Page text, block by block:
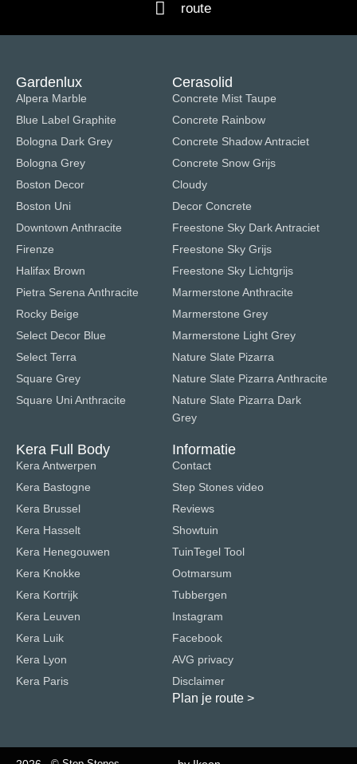
route
Gardenlux
Alpera Marble
Blue Label Graphite
Bologna Dark Grey
Bologna Grey
Boston Decor
Boston Uni
Downtown Anthracite
Firenze
Halifax Brown
Pietra Serena Anthracite
Rocky Beige
Select Decor Blue
Select Terra
Square Grey
Square Uni Anthracite
Cerasolid
Concrete Mist Taupe
Concrete Rainbow
Concrete Shadow Antraciet
Concrete Snow Grijs
Cloudy
Decor Concrete
Freestone Sky Dark Antraciet
Freestone Sky Grijs
Freestone Sky Lichtgrijs
Marmerstone Anthracite
Marmerstone Grey
Marmerstone Light Grey
Nature Slate Pizarra
Nature Slate Pizarra Anthracite
Nature Slate Pizarra Dark
Grey
Kera Full Body
Kera Antwerpen
Kera Bastogne
Kera Brussel
Kera Hasselt
Kera Henegouwen
Kera Knokke
Kera Kortrijk
Kera Leuven
Kera Luik
Kera Lyon
Kera Paris
Informatie
Contact
Step Stones video
Reviews
Showtuin
TuinTegel Tool
Ootmarsum
Tubbergen
Instagram
Facebook
AVG privacy
Disclaimer
Plan je route>